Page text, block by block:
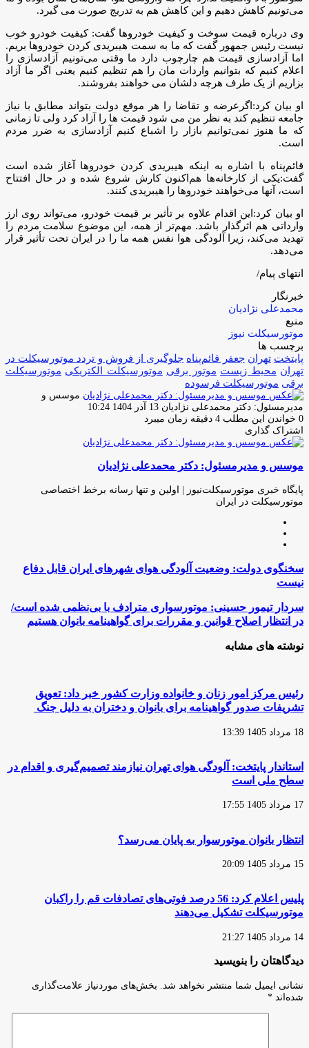
می‌تونیم کاهش دهیم و این کاهش هم به تدریج صورت می گیرد.
وی درباره قیمت سوخت و کیفیت خودروها گفت: کیفیت خودرو خوب
نیست رئیس جمهور گفت که ما به سمت هیبریدی کردن خودروها بریم.
اما آزادسازی قیمت هم چارچوب دارد ما وقتی می‌تونیم آزادسازی را
اعلام کنیم که بتوانیم واردات مان را هم تنظیم کنیم یعنی اگر ما آزاد
بزاریم از یک طرف هرچه دلشان می خواهند بفروشند.
او بیان کرد:اگرعرضه و تقاضا را هر موقع دولت بتواند مطابق با نیاز
جامعه تنظیم کند به نظر من می شود قیمت ها را آزاد کرد ولی تا زمانی
که ما هنوز نمی‌توانیم بازار را اشباع کنیم آزادسازی به ضرر مردم
است.
قائم‌پناه با اشاره به اینکه هیبریدی کردن خودروها آغاز شده است
گفت:یکی از کارخانه‌ها هم‌اکنون کارش شروع شده و در حال افتتاح
است، آنها می‌خواهند خودروها را هیبریدی کنند.
او بیان کرد:این اقدام علاوه بر تأثیر بر قیمت خودرو، می‌تواند روی ارز
وارداتی هم اثرگذار باشد. مهم‌تر از همه، این موضوع سلامت مردم را
تهدید می‌کند، زیرا آلودگی هوا نفس همه ما را در ایران تحت تأثیر قرار
می‌دهد.
انتهای پیام/
خبرنگار
محمدعلی نژادیان
منبع
موتورسیکلت نیوز
برچسب ها
پایتخت تهران جعفر قائم‌پناه جلوگیری از فروش و تردد موتورسیکلت در
تهران محیط زیست موتور برقی موتورسیکلت الکتریکى موتورسیکلت
برقى موتورسیکلت فرسوده
موسس و
مدیرمسئول: دکتر محمدعلی نژادیان ارسال
ایمیل
13 آذر 1404 10:24
0 خواندن این مطلب 4 دقیقه زمان میبرد
اشتراک گذاری
فیس
توئیتر
لینکدین
واتس
تلگرام
اشتراک
از
ایمیل
چاپ
موسس و مدیرمسئول: دکتر محمدعلی نژادیان
پایگاه خبری موتورسیکلت‌نیوز | اولین و تنها رسانه برخط اختصاصی
موتورسیکلت در ایران
سخنگوی
دولت:
وضعیت
آلودگی
هوای
شهرهای
قابل
سخنگوی دولت: وضعیت آلودگی هوای شهرهای ایران قابل دفاع
نیست
سردار
تیمور
حسینی:
موتورسواری
مترادف
شده
است/
در
اصلاح
مقررات
برای
بانوان
سردار تیمور حسینی: موتورسواری مترادف با بی‌نظمی شده است/
در انتظار اصلاح قوانین و مقررات برای گواهینامه بانوان هستیم
نوشته های مشابه
رئیس مرکز امور زنان و خانواده وزارت کشور خبر داد: تعویق
تشریفات صدور گواهینامه برای بانوان و دختران به دلیل جنگ
18 مرداد 1405 13:39
استاندار پایتخت: آلودگی هوای تهران نیازمند تصمیم‌گیری و اقدام در
سطح ملی است
17 مرداد 1405 17:55
انتظار بانوان موتورسوار به پایان می‌رسد؟
15 مرداد 1405 20:09
پلیس اعلام کرد: 56 درصد فوتی‌های تصادفات قم را راکبان
موتورسیکلت تشکیل می‌دهند
14 مرداد 1405 21:27
دیدگاهتان را بنویسید
نشانی ایمیل شما منتشر نخواهد شد.
بخش‌های موردنیاز علامت‌گذاری
شده‌اند *